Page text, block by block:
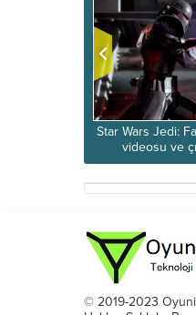
Star Wars Jedi:
videosu ve
© 2019-2023